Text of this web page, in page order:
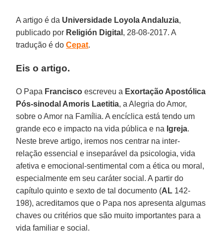
A artigo é da Universidade Loyola Andaluzia,
publicado por Religión Digital , 28-08-2017. A
tradução é doCepat.
Eis o artigo.
O Papa Francisco escreveu a Exortação Apostólica
Pós-sinodal Amoris Laetitia, a Alegria do Amor,
sobre o Amor na Família. A encíclica está tendo um
grande eco e impacto na vida pública e na Igreja.
Neste breve artigo, iremos nos centrar na inter-
relação essencial e inseparável da psicologia, vida
afetiva e emocional-sentimental com a ética ou moral,
especialmente em seu caráter social. A partir do
capítulo quinto e sexto de tal documento (AL 142-
198), acreditamos que o Papa nos apresenta algumas
chaves ou critérios que são muito importantes para a
vida familiar e social.